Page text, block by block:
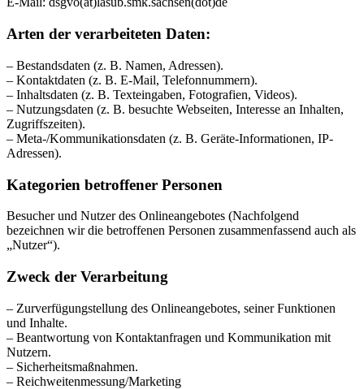
Arten der verarbeiteten Daten:
– Bestandsdaten (z. B. Namen, Adressen).
– Kontaktdaten (z. B. E-Mail, Telefonnummern).
– Inhaltsdaten (z. B. Texteingaben, Fotografien, Videos).
– Nutzungsdaten (z. B. besuchte Webseiten, Interesse an Inhalten,
Zugriffszeiten).
– Meta-/Kommunikationsdaten (z. B. Geräte-Informationen, IP-
Adressen).
Kategorien betroffener Personen
Besucher und Nutzer des Onlineangebotes (Nachfolgend
bezeichnen wir die betroffenen Personen zusammenfassend auch als
„Nutzer“).
Zweck der Verarbeitung
– Zurverfügungstellung des Onlineangebotes, seiner Funktionen
und Inhalte.
– Beantwortung von Kontaktanfragen und Kommunikation mit
Nutzern.
– Sicherheitsmaßnahmen.
– Reichweitenmessung/Marketing